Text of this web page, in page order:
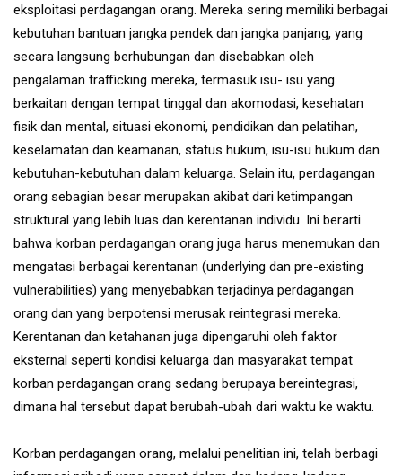
eksploitasi perdagangan orang. Mereka sering memiliki berbagai
kebutuhan bantuan jangka pendek dan jangka panjang, yang
secara langsung berhubungan dan disebabkan oleh
pengalaman trafficking mereka, termasuk isu- isu yang
berkaitan dengan tempat tinggal dan akomodasi, kesehatan
fisik dan mental, situasi ekonomi, pendidikan dan pelatihan,
keselamatan dan keamanan, status hukum, isu-isu hukum dan
kebutuhan-kebutuhan dalam keluarga. Selain itu, perdagangan
orang sebagian besar merupakan akibat dari ketimpangan
struktural yang lebih luas dan kerentanan individu. Ini berarti
bahwa korban perdagangan orang juga harus menemukan dan
mengatasi berbagai kerentanan (underlying dan pre-existing
vulnerabilities) yang menyebabkan terjadinya perdagangan
orang dan yang berpotensi merusak reintegrasi mereka.
Kerentanan dan ketahanan juga dipengaruhi oleh faktor
eksternal seperti kondisi keluarga dan masyarakat tempat
korban perdagangan orang sedang berupaya bereintegrasi,
dimana hal tersebut dapat berubah-ubah dari waktu ke waktu.
Korban perdagangan orang, melalui penelitian ini, telah berbagi